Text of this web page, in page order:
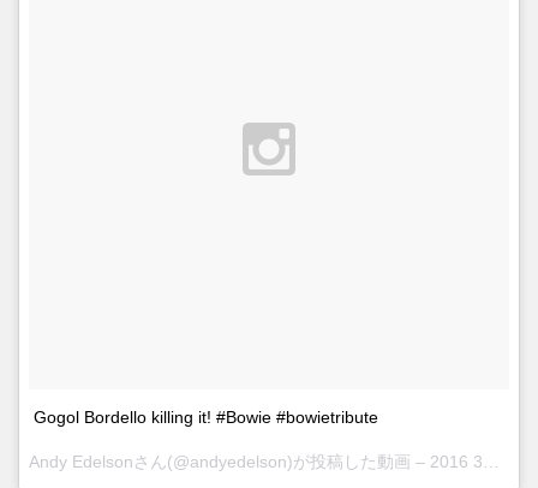
Gogol Bordello killing it! #Bowie #bowietribute
Andy Edelsonさん(@andyedelson)が投稿した動画 – 2016 3月 31 5:42午後 PDT